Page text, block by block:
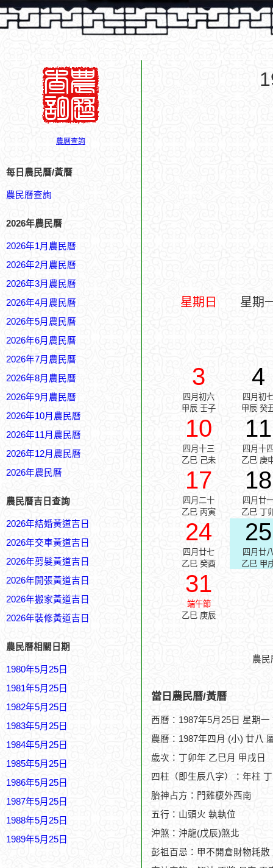
農曆查詢
每日農民曆/黃曆
農民曆查詢
2026年農民曆
2026年1月農民曆
2026年2月農民曆
2026年3月農民曆
2026年4月農民曆
2026年5月農民曆
2026年6月農民曆
2026年7月農民曆
2026年8月農民曆
2026年9月農民曆
2026年10月農民曆
2026年11月農民曆
2026年12月農民曆
2026年農民曆
農民曆吉日查詢
2026年結婚黃道吉日
2026年交車黃道吉日
2026年剪髮黃道吉日
2026年開張黃道吉日
2026年搬家黃道吉日
2026年裝修黃道吉日
農民曆相關日期
1980年5月25日
1981年5月25日
1982年5月25日
1983年5月25日
1984年5月25日
1985年5月25日
1986年5月25日
1987年5月25日
1988年5月25日
1989年5月25日
星期日 星期
3
四月初六
甲辰 壬子
4
四月初
甲辰 癸
10
四月十三
乙巳 己未
11
四月十
乙巳 庚
17
四月二十
乙巳 丙寅
18
四月廿
乙巳 丁
24
四月廿七
乙巳 癸酉
25
四月廿
乙巳 甲
31
端午節
乙巳 庚辰
農
當日農民曆/黃曆
西曆：1987年5月25日 星期一
農曆：1987年四月 (小) 廿八
歲次：丁卯年 乙巳月 甲戌日
四柱（即生辰八字）：年柱
胎神占方：門雞棲外西南
五行：山頭火 執執位
沖煞：沖龍(戊辰)煞北
彭祖百忌：甲不開倉財物耗